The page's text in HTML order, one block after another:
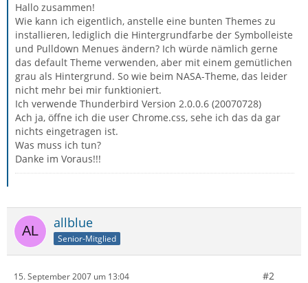
Hallo zusammen!
Wie kann ich eigentlich, anstelle eine bunten Themes zu
installieren, lediglich die Hintergrundfarbe der Symbolleiste
und Pulldown Menues ändern? Ich würde nämlich gerne
das default Theme verwenden, aber mit einem gemütlichen
grau als Hintergrund. So wie beim NASA-Theme, das leider
nicht mehr bei mir funktioniert.
Ich verwende Thunderbird Version 2.0.0.6 (20070728)
Ach ja, öffne ich die user Chrome.css, sehe ich das da gar
nichts eingetragen ist.
Was muss ich tun?
Danke im Voraus!!!
allblue
Senior-Mitglied
15. September 2007 um 13:04 #2